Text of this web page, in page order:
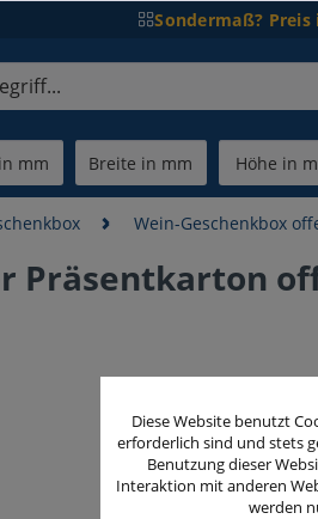
Sondermaß?
Wein-Geschenkbox
Präsentkarton
Diese Website benutzt
erforderlich sind und stets
Benutzung dieser
Interaktion mit anderen
werden